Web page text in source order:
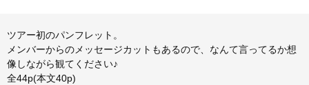
ツアー初のパンフレット。
メンバーからのメッセージカットもあるので、なんて言ってるか想
像しながら観てください♪
全44p(本文40p)